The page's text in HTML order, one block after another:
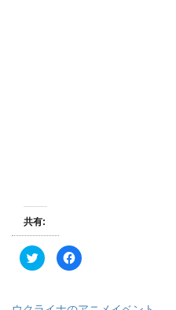
共有:
ク
リ
F
a